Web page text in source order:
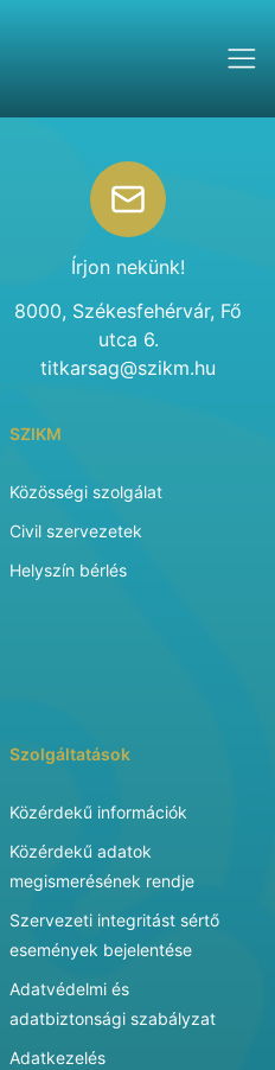
Írjon nekünk!
8000, Székesfehérvár, Fő
utca 6.
titkarsag@szikm.hu
SZIKM
Közösségi szolgálat
Civil szervezetek
Helyszín bérlés
Szolgáltatások
Közérdekű információk
Közérdekű adatok
megismerésének rendje
Szervezeti integritást sértő
események bejelentése
Adatvédelmi és
adatbiztonsági szabályzat
Adatkezelés